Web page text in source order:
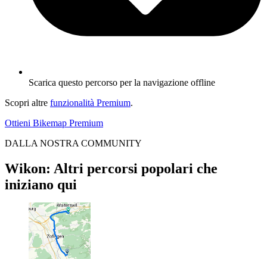
Scarica questo percorso per la navigazione offline
Scopri altre funzionalità Premium.
Ottieni Bikemap Premium
DALLA NOSTRA COMMUNITY
Wikon: Altri percorsi popolari che
iniziano qui